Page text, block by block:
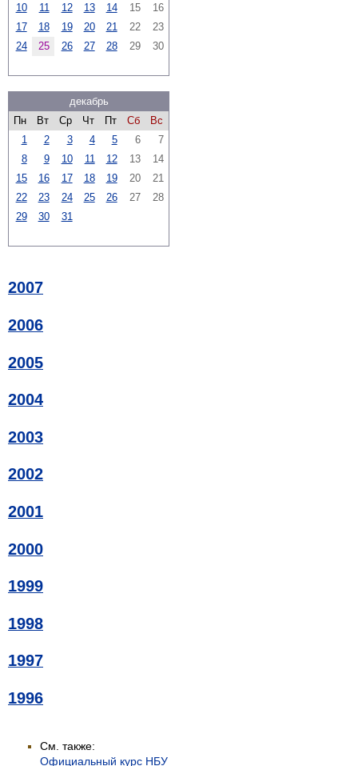
10
11 12 13 14 15
16
17
18 19 20 21 22
23
24
25 26 27 28 29 30
декабрь
Пн
Вт Ср Чт Пт Сб
Вс
1
2 3 4 5 6
7
8
9 10 11 12 13
14
15
16 17 18 19 20
21
22
23 24 25 26 27
28
29
30 31
2007
2006
2005
2004
2003
2002
2001
2000
1999
1998
1997
1996
См. также:
Официальный курс НБУ